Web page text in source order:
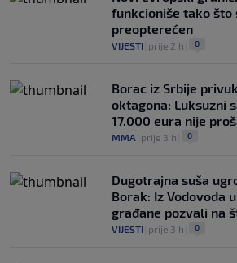
funkcioniše tako što
preopterećen
VIJESTI prije 2 h 0
Borac iz Srbije
oktagona: Luksuzni
17.000 eura nije
MMA prije 3 h 0
Dugotrajna suša
Borak: Iz Vodovoda
građane pozvali na
VIJESTI prije 3 h 0